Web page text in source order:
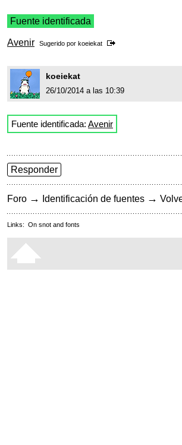
Fuente identificada
Avenir Sugerido por koeiekat
koeiekat
26/10/2014 a las 10:39
Fuente identificada: Avenir
Responder
Foro → Identificación de fuentes →
Links: On snot and fonts